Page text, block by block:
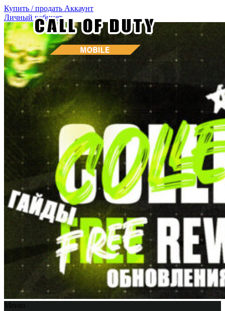
Купить / продать Аккаунт
Личный кабинет
Меню